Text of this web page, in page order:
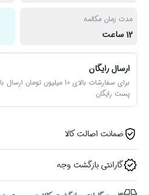
مدت زمان مکالمه
12 ساعت
ارسال رایگان
برای سفارشات بالای 10 میلیون تومان ارسال با
پست رایگان
ضمانت اصالت کالا
گارانتی بازگشت وجه